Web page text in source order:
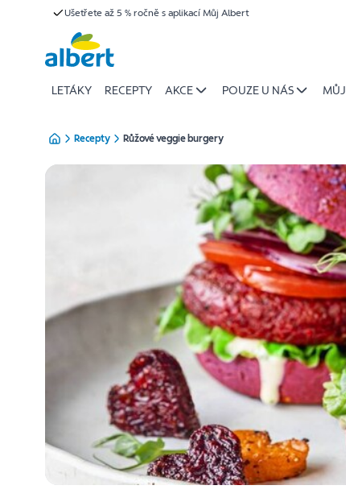
Ušetřete až 5 % ročně s aplikací Můj Albert
LETÁKY RECEPTY AKCE POUZE U NÁS
Recepty Růžové veggie burgery